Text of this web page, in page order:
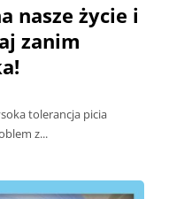
nasze życie i
zanim
tolerancja picia
z...